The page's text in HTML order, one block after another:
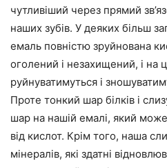
чутливіший через прямий
наших зубів. У деяких більш
емаль повністю зруйнована
оголений і незахищений, і на
руйнуватимуться і
Проте тонкий шар білків і
шар на нашій емалі, який
від кислот. Крім того, наша
мінералів, які здатні